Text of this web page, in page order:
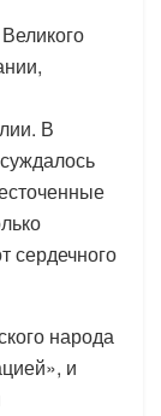
В
сердечного
народа
и